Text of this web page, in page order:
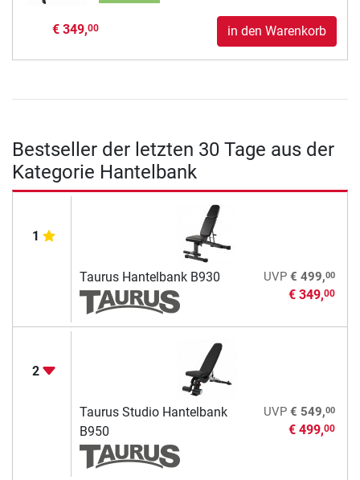
€ 349,00 in den Warenkorb
Bestseller der letzten 30 Tage aus der
Kategorie Hantelbank
1
Taurus Hantelbank B930 UVP € 499,00
€ 349,00
2
Taurus Studio Hantelbank
B950
UVP € 549,00
€ 499,00